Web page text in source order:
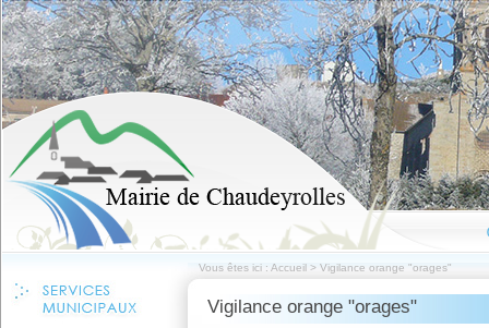
Vous êtes ici : Accueil > Vigilance orange "orages"
Vigilance orange "orages"